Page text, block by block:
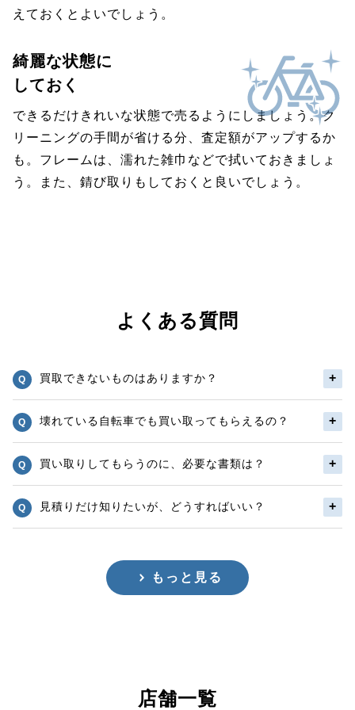
えておくとよいでしょう。
綺麗な状態に
しておく
できるだけきれいな状態で売るようにしましょう。ク
リーニングの手間が省ける分、査定額がアップするか
も。フレームは、濡れた雑巾などで拭いておきましょ
う。また、錆び取りもしておくと良いでしょう。
よくある質問
買取できないものはありますか？
壊れている自転車でも買い取ってもらえるの？
買い取りしてもらうのに、必要な書類は？
見積りだけ知りたいが、どうすればいい？
もっと見る
店舗一覧